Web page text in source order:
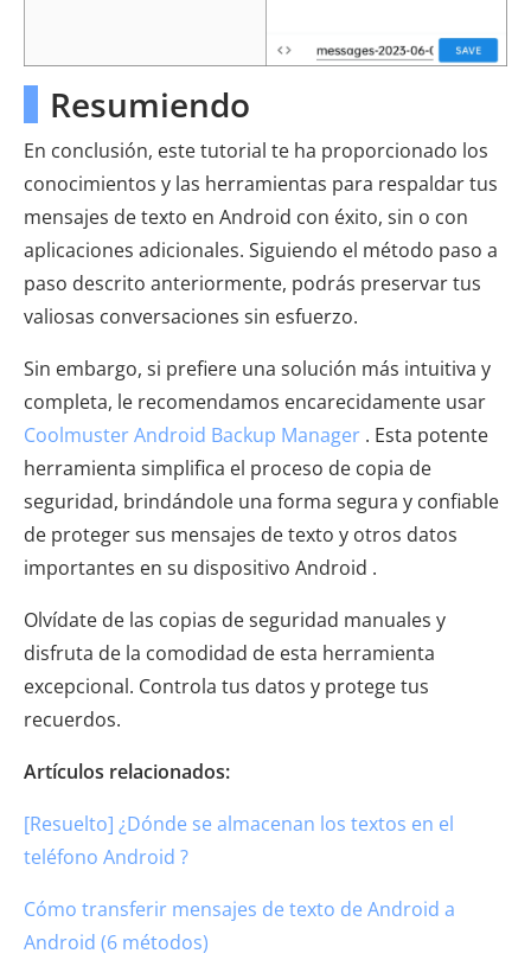
Resumiendo
En conclusión, este tutorial te ha proporcionado los
conocimientos y las herramientas para respaldar tus
mensajes de texto en Android con éxito, sin o con
aplicaciones adicionales. Siguiendo el método paso a
paso descrito anteriormente, podrás preservar tus
valiosas conversaciones sin esfuerzo.
Sin embargo, si prefiere una solución más intuitiva y
completa, le recomendamos encarecidamente usar
Coolmuster Android Backup Manager . Esta potente
herramienta simplifica el proceso de copia de
seguridad, brindándole una forma segura y confiable
de proteger sus mensajes de texto y otros datos
importantes en su dispositivo Android .
Olvídate de las copias de seguridad manuales y
disfruta de la comodidad de esta herramienta
excepcional. Controla tus datos y protege tus
recuerdos.
Artículos relacionados:
[Resuelto] ¿Dónde se almacenan los textos en el
teléfono Android ?
Cómo transferir mensajes de texto de Android a
Android (6 métodos)